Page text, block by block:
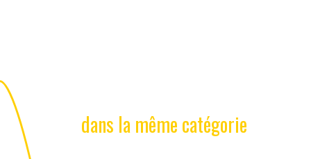
dans la même catégorie